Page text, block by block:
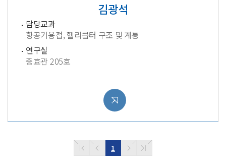
김광석
담당교과
항공기용접, 헬리콥터 구조 및 계통
연구실
충효관 205호
1